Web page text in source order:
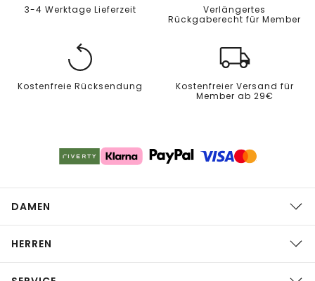
3-4 Werktage Lieferzeit
Verlängertes
Rückgaberecht für Member
Kostenfreie Rücksendung
Kostenfreier Versand für
Member ab 29€
DAMEN
HERREN